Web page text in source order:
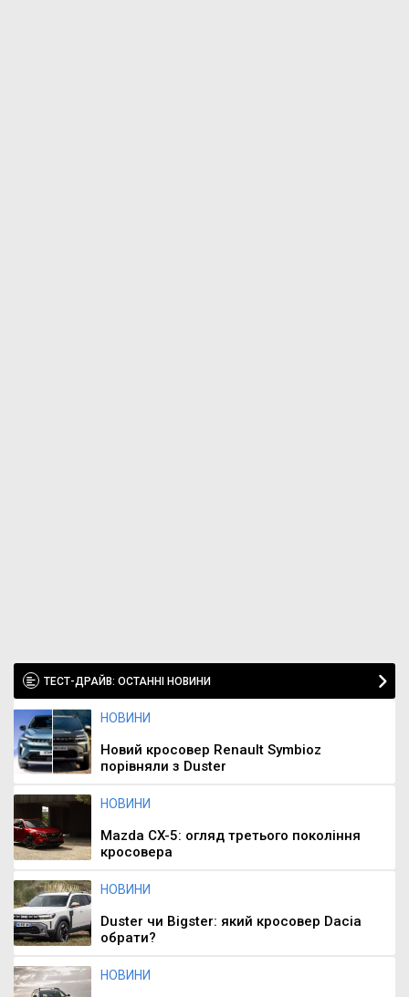
ТЕСТ-ДРАЙВ: ОСТАННІ НОВИНИ
НОВИНИ
Новий кросовер Renault Symbioz
порівняли з Duster
НОВИНИ
Mazda CX-5: огляд третього покоління
кросовера
НОВИНИ
Duster чи Bigster: який кросовер Dacia
обрати?
НОВИНИ